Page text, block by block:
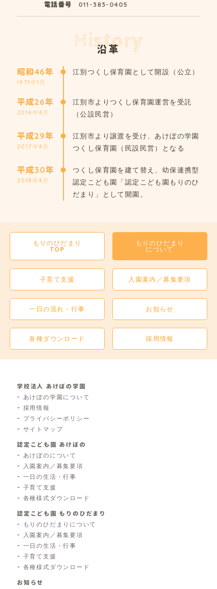
電話番号 011-383-0405
History
沿革
昭和46年
1971年1月
江別つくし保育園として開設（公立）
平成26年
2014年4月
江別市よりつくし保育園運営を受託
（公設民営）
平成29年
2017年4月
江別市より譲渡を受け、あけぼの学園
つくし保育園（民設民営）となる
平成30年
2018年4月
つくし保育園を建て替え、幼保連携型
認定こども園「認定こども園もりのひ
だまり」として開園。
もりのひだまり
TOP
もりのひだまり
について
子育て支援 入園案内／募集要項
一日の流れ・行事 お知らせ
各種ダウンロード 採用情報
学校法人 あけぼの学園
あけぼの学園について
採用情報
プライバシーポリシー
サイトマップ
認定こども園 あけぼの
あけぼのについて
入園案内／募集要項
一日の生活・行事
子育て支援
各種様式ダウンロード
認定こども園 もりのひだまり
もりのひだまりについて
入園案内／募集要項
一日の生活・行事
子育て支援
各種様式ダウンロード
お知らせ